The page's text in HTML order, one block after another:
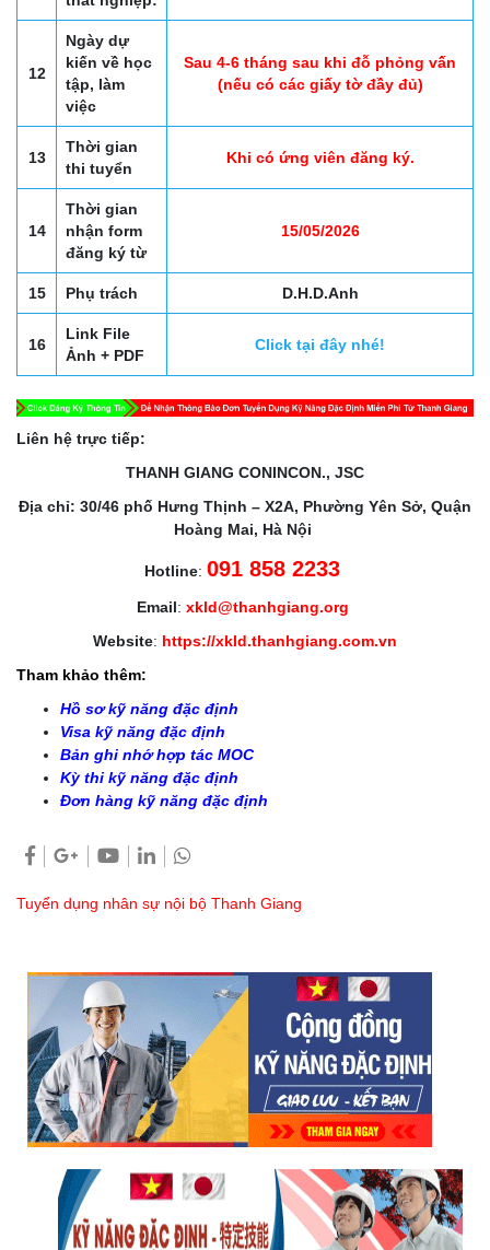
12
Ngày dự
kiến về học
tập, làm
việc
Sau 4-6 tháng sau khi đỗ phỏng vấn
(nếu có các giấy tờ đầy đủ)
13
Thời gian
thi tuyển
Khi có ứng viên đăng ký.
14
Thời gian
nhận form
đăng ký từ
15/05/2026
15 Phụ trách D.H.D.Anh
16
Link File
Ảnh + PDF
Click tại đây nhé!
Liên hệ trực tiếp:
THANH GIANG CONINCON., JSC
Địa chỉ: 30/46 phố Hưng Thịnh – X2A, Phường Yên Sở, Quận
Hoàng Mai, Hà Nội
Hotline: 091 858 2233
Email: xkld@thanhgiang.org
Website: https://xkld.thanhgiang.com.vn
Tham khảo thêm:
Hồ sơ kỹ năng đặc định
Visa kỹ năng đặc định
Bản ghi nhớ hợp tác MOC
Kỳ thi kỹ năng đặc định
Đơn hàng kỹ năng đặc định
Tuyển dụng nhân sự nội bộ Thanh Giang